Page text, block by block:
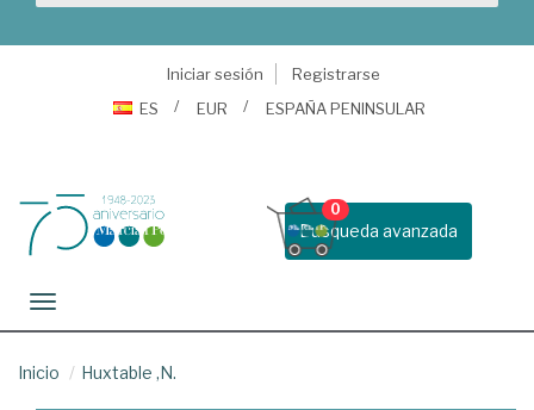
Iniciar sesión
Registrarse
ES
EUR ESPAÑA PENINSULAR
Busqueda avanzada
0
Toggle navigation
Inicio Huxtable ,N.